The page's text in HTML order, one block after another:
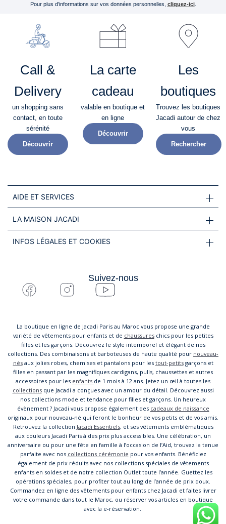
Pour plus d’informations sur vos données personnelles, cliquez-ici.
Call &
Delivery
un shopping sans
contact, en toute
sérénité​
Découvrir
La carte
cadeau
valable en boutique et
en ligne
Découvrir
Les
boutiques
Trouvez les boutiques
Jacadi autour de chez
vous
Rechercher
AIDE ET SERVICES
LA MAISON JACADI
INFOS LÉGALES ET COOKIES
Suivez-nous
La boutique en ligne de Jacadi Paris au Maroc vous propose une grande
variété de vêtements pour enfants et de chaussureschics pour les petites
filles et les garçons. Découvrez le style intemporel et élégant de nos
collections. Des combinaisons et barboteuses de haute qualité pour nouveau-
nésaux jolies robes, chemises et pantalons pour les tout-petitsgarçons et
filles en passant par les magnifiques cardigans, pulls, chaussettes et autres
accessoires pour les enfants de 1 mois à 12 ans. Jetez un œil à toutes les
collectionsque Jacadi a conçues avec un amour du détail. Découvrez aussi
nos collections mode et tendance pour filles et garçons. Un heureux
évènement ? Jacadi vous propose également des cadeaux de naissance
originaux pour nouveau-né qui feront le bonheur de vos petits et de vos amis.
Retrouvez la collection Jacadi Essentiels, et ses vêtements emblématiques
aux couleurs Jacadi Paris à des prix plus accessibles. Une célébration, un
anniversaire ou pour une fête en famille à l’occasion de l’Aid, trouvez la tenue
parfaite avec nos collections cérémonie pour vos enfants. Bénéficiez
également de prix réduits avec nos collections spéciales de vêtements
enfants en soldes et de notre collection Outlet toute l’année. Guettez les
opérations spéciales, pour profiter tout au long de l’année de prix doux.
Commandez en ligne des vêtements pour enfants chez Jacadi et faites livrer
votre commande dans tout le Maroc, ou réserver vos articles en boutique
avec la e-réservation.